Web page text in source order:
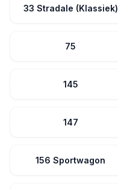
33 Stradale (Klassiek)
75
145
147
156 Sportwagon